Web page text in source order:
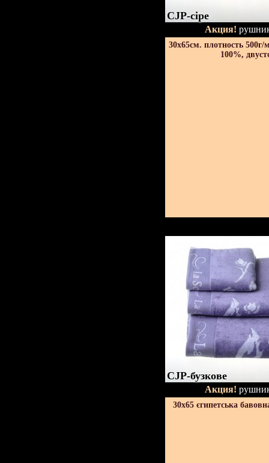
CJP-сіре
Акция!
30х65см. плотность 500г/
100%,
CJP-бузкове
Акция!
30х65 єгипетська